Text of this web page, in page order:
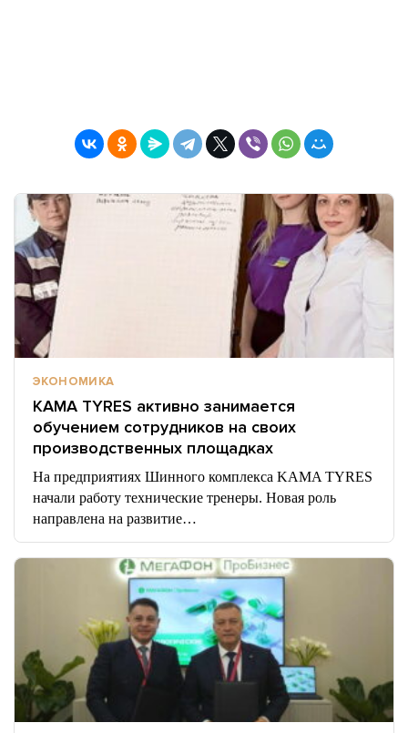
ЭКОНОМИКА
KAMA TYRES активно занимается
обучением сотрудников на своих
производственных площадках
На предприятиях Шинного комплекса KAMA TYRES
начали работу технические тренеры. Новая роль
направлена на развитие…